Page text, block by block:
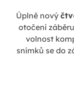
Úplně nový
otočení
volnost
snímků se do